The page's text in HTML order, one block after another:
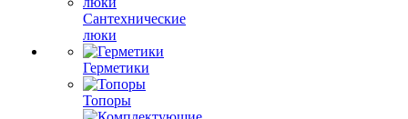
Сантехнические
люки
Герметики
Топоры